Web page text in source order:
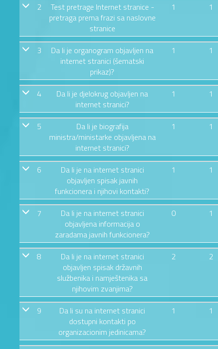
2
Test pretrage Internet stranice -
pretraga prema frazi sa naslovne
stranice
1 1
3
Da li je organogram objavljen na
internet stranici (šematski
prikaz)?
1 1
4
Da li je djelokrug objavljen na
internet stranici?
1 1
5
Da li je biografija
ministra/ministarke objavljena na
internet stranici?
1 1
6
Da li je na internet stranici
objavljen spisak javnih
funkcionera i njihovi kontakti?
1 1
7
Da li je na internet stranici
objavljena informacija o
zaradama javnih funkcionera?
0 1
8
Da li je na internet stranici
objavljen spisak državnih
službenika i namještenika sa
njihovim zvanjima?
2 2
9
Da li su na internet stranici
dostupni kontakti po
organizacionim jedinicama?
1 1